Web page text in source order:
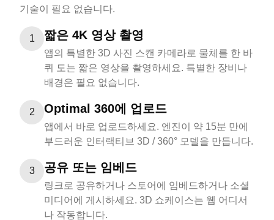
기술이 필요 없습니다.
1 짧은 4K 영상 촬영
앱의 특별한 3D 사진 스캔 카메라로 물체를 한 바
퀴 도는 짧은 영상을 촬영하세요. 특별한 장비나
배경은 필요 없습니다.
2 Optimal 360에 업로드
앱에서 바로 업로드하세요. 엔진이 약 15분 만에
부드러운 인터랙티브 3D / 360° 모델을 만듭니다.
3 공유 또는 임베드
링크로 공유하거나 스토어에 임베드하거나 소셜
미디어에 게시하세요. 3D 쇼케이스는 웹 어디서
나 작동합니다.